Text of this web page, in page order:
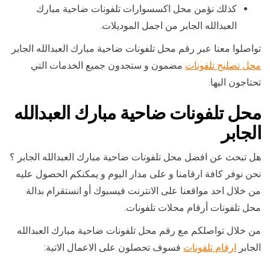
كذلك نؤمن محل اكسسوارات تلفونات ضاحية مبارك
العبدالله الجابر من اجمل الموديلات.
تواصلوا معنا عبر رقم محل تلفونات ضاحية مبارك العبدالله الجابر
محل تصليح تلفونات مضمون و ستجدون جميع الخدمات التي
تحتاجون اليها.
محل تلفونات ضاحية مبارك العبدالله
الجابر
هل تبحث عن افضل محل تلفونات ضاحية مبارك العبدالله الجابر ؟
نحن نوفر كافة ارقامنا و على مدار اليوم و يمكنكم الحصول عليه
من خلال احد مواقعنا على الانترنت فيسبوك أو انستقرام بدالة
محل تلفونات أرقام محلات تلفونات.
من خلال تواصلكم مع رقم محل تلفونات ضاحية مبارك العبدالله
الجابر ارقام تلفونات فسوف تحصلون على الاعمال الاتية: